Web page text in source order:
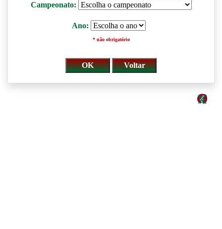
Campeonato:
Ano:
* não obrigatório